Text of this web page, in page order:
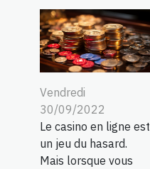
Vendredi
30/09/2022
Le casino en ligne est
un jeu du hasard.
Mais lorsque vous